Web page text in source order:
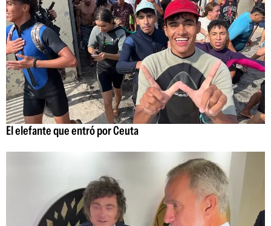
El elefante que entró por Ceuta